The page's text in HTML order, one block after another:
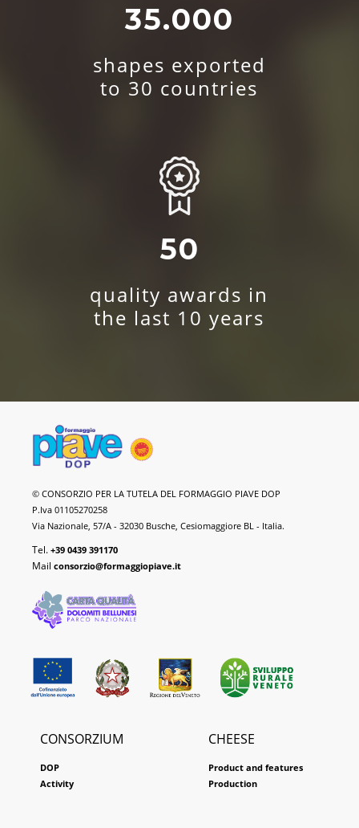
35.000
shapes exported
to 30 countries
50
quality awards in
the last 10 years
Piave
DOP
Cheese
© CONSORZIO PER LA TUTELA DEL FORMAGGIO PIAVE DOP
P.Iva 01105270258
Via Nazionale, 57/A - 32030 Busche, Cesiomaggiore BL - Italia.
Tel. +39 0439 391170
Mail consorzio@formaggiopiave.it
CONSORZIUM
DOP
Activity
CHEESE
Product and features
Production